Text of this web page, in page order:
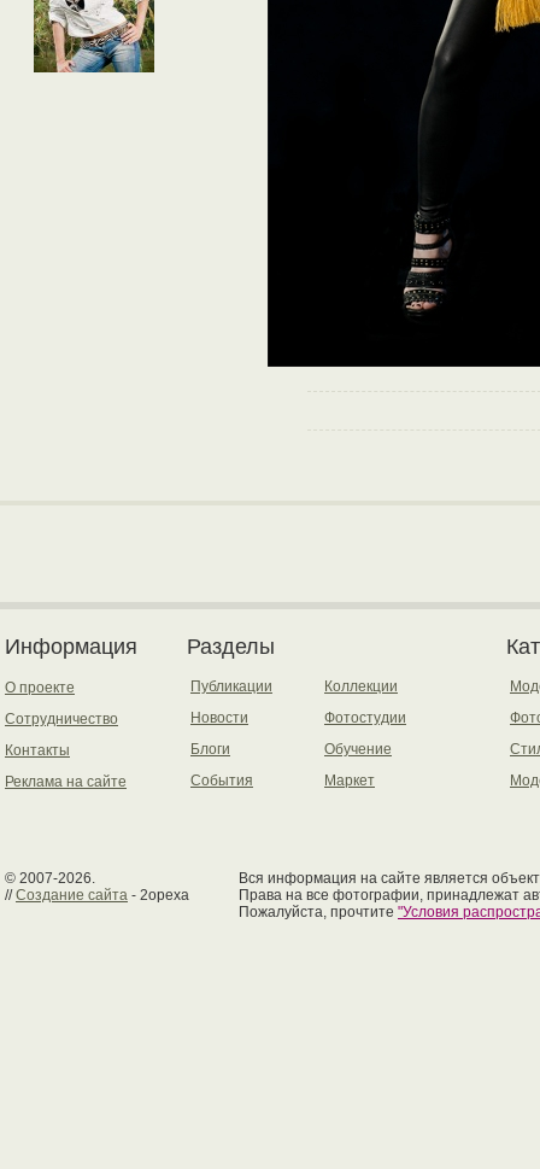
Информация
О проекте
Сотрудничество
Контакты
Реклама на сайте
Разделы
Публикации
Новости
Блоги
События
Коллекции
Фотостудии
Обучение
Маркет
© 2007-2026.
//Создание сайта - 2opexa
Вся информация на сайте является
Права на все фотографии, принадлежат
Пожалуйста, прочтите "Условия